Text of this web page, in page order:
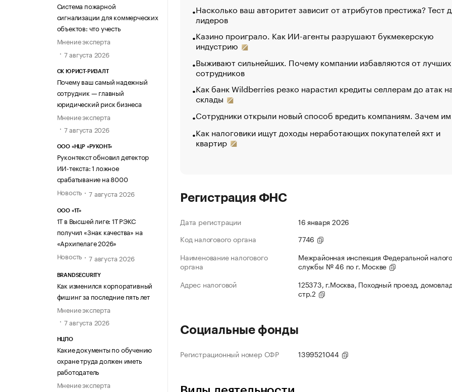
Система пожарной
сигнализации для коммерческих
объектов: что учесть
Мнение эксперта
7 августа 2026
СК ЮРИСТ-РИЗАЛТ
Почему ваш самый надежный
сотрудник — главный
юридический риск бизнеса
Мнение эксперта
7 августа 2026
ООО «НЦР «РУКОНТ»
Руконтекст обновил детектор
ИИ-текста: 1 ложное
срабатывание на 8000
Новость
7 августа 2026
ООО «1Т»
1Т в Высшей лиге: 1Т РЭКС
получил «Знак качества» на
«Архипелаге 2026»
Новость
7 августа 2026
BRANDSECURITY
Как изменился корпоративный
фишинг за последние пять лет
Мнение эксперта
7 августа 2026
НЦПО
Какие документы по обучению
охране труда должен иметь
работодатель
Мнение эксперта
Насколько ваш авторитет зависит от атрибутов престижа? Тест
лидеров
Казино проиграло. Как ИИ-агенты разрушают букмекерскую
индустрию
Выживают сильнейших. Почему компании избавляются от лучших
сотрудников
Как банк Wildberries резко нарастил кредиты селлерам до атак
склады
Сотрудники открыли новый способ вредить компаниям. Зачем
Как налоговики ищут доходы неработающих покупателей яхт и
квартир
Регистрация ФНС
Дата регистрации
16 января 2026
Код налогового органа
7746
Наименование налогового
органа
Межрайонная инспекция Федеральной
службы № 46 по г. Москве
Адрес налоговой
125373, г.Москва, Походный проезд,
стр.2
Социальные фонды
Регистрационный номер СФР 1399521044